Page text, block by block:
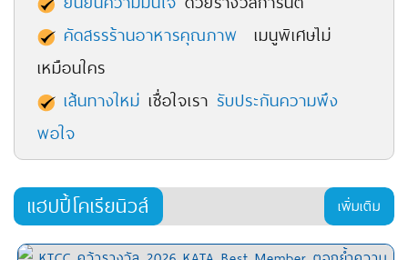
คัดสรรร้านอาหารคุณภาพ เมนูพิเศษไม่
เหมือนใคร
เส้นทางใหม่ เชื่อใจเรา รับประกันความพึง
พอใจ
แฮปปี้โคเรียนิวส์ เพิ่มเติม